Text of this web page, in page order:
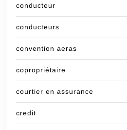
conducteur
conducteurs
convention aeras
copropriétaire
courtier en assurance
credit